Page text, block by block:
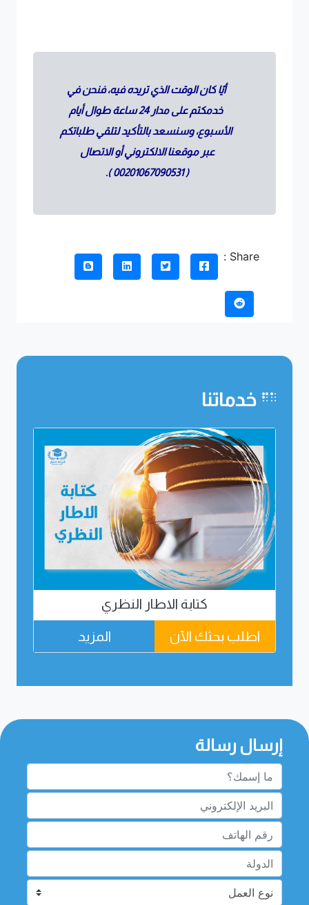
أيًا كان الوقت الذي تريده فيه، فنحن في
خدمكتم على مدار 24 ساعة طوال أيام
الأسبوع، وسنسعد بالتأكيد لتلقي طلباتكم
عبر موقعنا الالكتروني أو الاتصال
(
00201067090531
).
Share :
خدماتنا
كتابة الاطار النظري
اطلب بحثك الآن المزيد
إرسال رسالة